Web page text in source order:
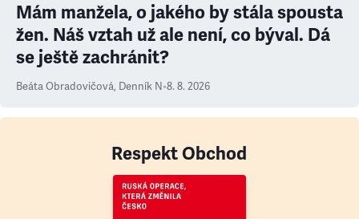
Mám manžela, o jakého by stála spousta
žen. Náš vztah už ale není, co býval. Dá
se ještě zachránit?
Beáta Obradovičová, Denník N•8. 8. 2026
Respekt Obchod